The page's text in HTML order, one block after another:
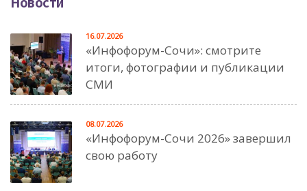
«Инфофорум-Сочи»: смотрите
итоги, фотографии и публикации
СМИ
16.07.2026
«Инфофорум-Сочи 2026» завершил
свою работу
08.07.2026